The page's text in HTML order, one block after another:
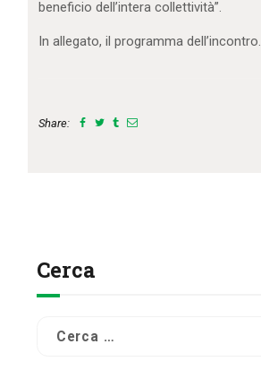
beneficio dell’intera collettività”.
In allegato, il programma dell’incontro.
Share:
Cerca